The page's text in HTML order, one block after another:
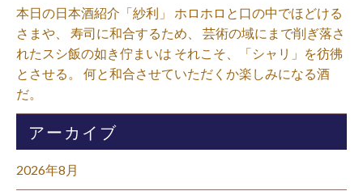
本日の日本酒紹介「紗利」 ホロホロと口の中でほどける
さまや、 寿司に和合するため、 芸術の域にまで削ぎ落さ
れたスシ飯の如き佇まいは それこそ、「シャリ」を彷彿
とさせる。 何と和合させていただくか楽しみになる酒
だ。⁡
アーカイブ
2026年8月